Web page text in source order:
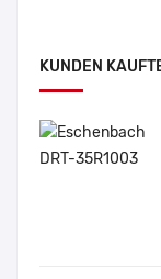
KUNDEN